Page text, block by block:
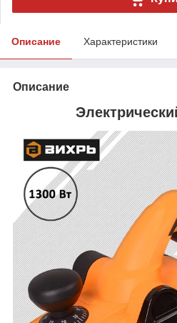
Описание Характеристики
Описание